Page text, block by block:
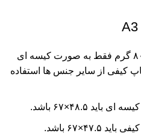
نکته مهم: چاپ پاکت تحریر ۸۰ گرم فقط به صورت کیسه ای
کیفی از سایر جنس ها استفاده